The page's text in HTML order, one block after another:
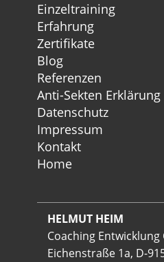
Einzeltraining
Erfahrung
Zertifikate
Blog
Referenzen
Anti-Sekten Erklärung
Datenschutz
Impressum
Kontakt
Home
HELMUT HEIM
Coaching
Eichenstraße 1a, D-